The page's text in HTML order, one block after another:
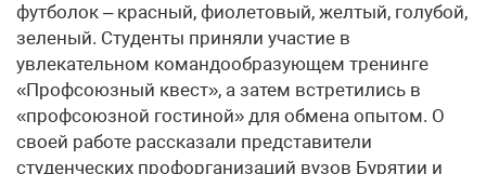
футболок – красный, фиолетовый, желтый, голубой,
зеленый. Студенты приняли участие в
увлекательном командообразующем тренинге
«Профсоюзный квест», а затем встретились в
«профсоюзной гостиной» для обмена опытом. О
своей работе рассказали представители
студенческих профорганизаций вузов Бурятии и